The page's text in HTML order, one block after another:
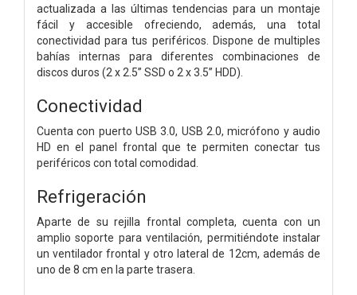
actualizada a las últimas tendencias para un montaje
fácil y accesible ofreciendo, además, una total
conectividad para tus periféricos. Dispone de multiples
bahías internas para diferentes combinaciones de
discos duros (2 x 2.5” SSD o 2 x 3.5” HDD).
Conectividad
Cuenta con puerto USB 3.0, USB 2.0, micrófono y audio
HD en el panel frontal que te permiten conectar tus
periféricos con total comodidad.
Refrigeración
Aparte de su rejilla frontal completa, cuenta con un
amplio soporte para ventilación, permitiéndote instalar
un ventilador frontal y otro lateral de 12cm, además de
uno de 8 cm en la parte trasera.